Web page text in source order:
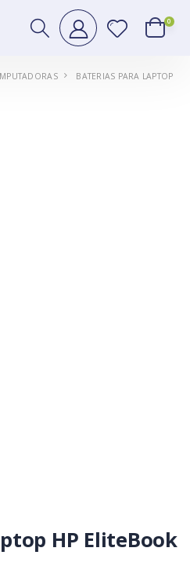
0
BATERIAS PARA LAPTOP
HP EliteBook